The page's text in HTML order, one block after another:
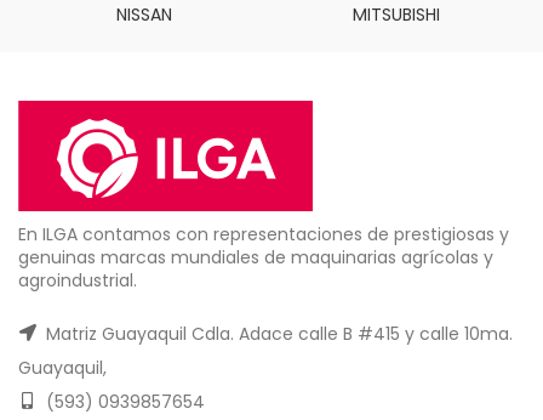
NISSAN MITSUBISHI
En ILGA contamos con representaciones de prestigiosas y
genuinas marcas mundiales de maquinarias agrícolas y
agroindustrial.
Matriz Guayaquil Cdla. Adace calle B #415 y calle 10ma.
Guayaquil,
(593) 0939857654